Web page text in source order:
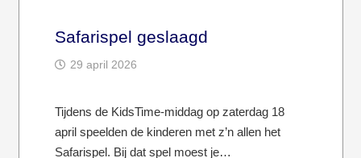
Safarispel geslaagd
29 april 2026
Tijdens de KidsTime-middag op zaterdag 18
april speelden de kinderen met z’n allen het
Safarispel. Bij dat spel moest je…